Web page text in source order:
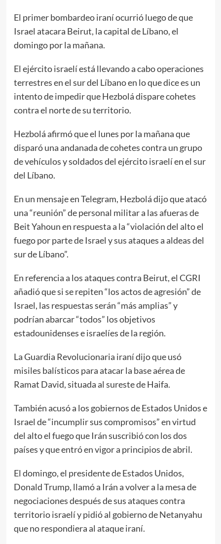
El primer bombardeo iraní ocurrió luego de que
Israel atacara Beirut, la capital de Líbano, el
domingo por la mañana.
El ejército israelí está llevando a cabo operaciones
terrestres en el sur del Líbano en lo que dice es un
intento de impedir que Hezbolá dispare cohetes
contra el norte de su territorio.
Hezbolá afirmó que el lunes por la mañana que
disparó una andanada de cohetes contra un grupo
de vehículos y soldados del ejército israelí en el sur
del Líbano.
En un mensaje en Telegram, Hezbolá dijo que atacó
una “reunión” de personal militar a las afueras de
Beit Yahoun en respuesta a la “violación del alto el
fuego por parte de Israel y sus ataques a aldeas del
sur de Líbano”.
En referencia a los ataques contra Beirut, el CGRI
añadió que si se repiten “los actos de agresión” de
Israel, las respuestas serán “más amplias” y
podrían abarcar “todos” los objetivos
estadounidenses e israelíes de la región.
La Guardia Revolucionaria iraní dijo que usó
misiles balísticos para atacar la base aérea de
Ramat David, situada al sureste de Haifa.
También acusó a los gobiernos de Estados Unidos e
Israel de “incumplir sus compromisos” en virtud
del alto el fuego que Irán suscribió con los dos
países y que entró en vigor a principios de abril.
El domingo, el presidente de Estados Unidos,
Donald Trump, llamó a Irán a volver a la mesa de
negociaciones después de sus ataques contra
territorio israelí y pidió al gobierno de Netanyahu
que no respondiera al ataque iraní.